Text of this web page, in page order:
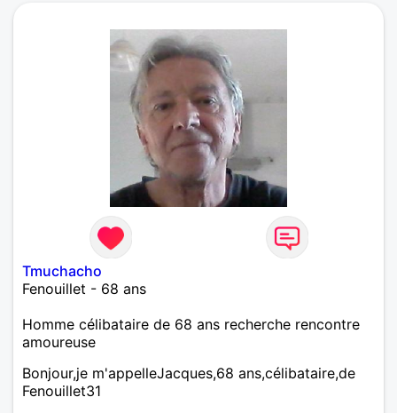
Tmuchacho
Fenouillet - 68 ans
Homme célibataire de 68 ans recherche rencontre
amoureuse
Bonjour,je m'appelleJacques,68 ans,célibataire,de
Fenouillet31